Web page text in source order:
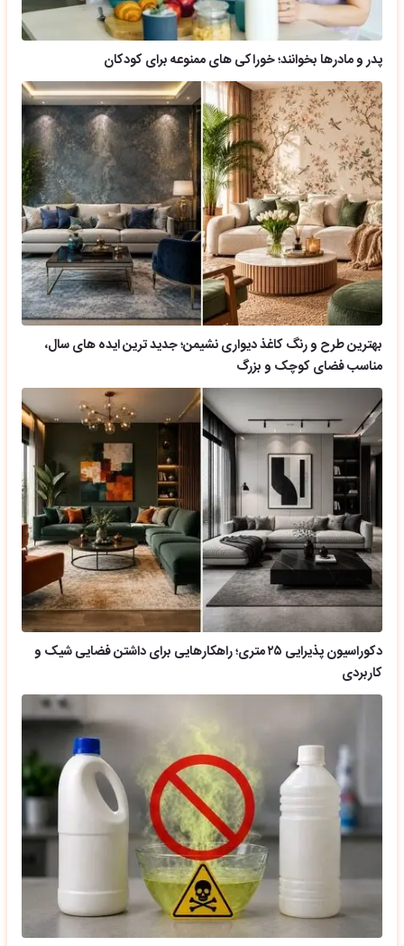
پدر و مادرها بخوانند؛ خوراکی های ممنوعه برای کودکان
بهترین طرح و رنگ کاغذ دیواری نشیمن؛ جدید ترین ایده های سال،
مناسب فضای کوچک و بزرگ
دکوراسیون پذیرایی ۲۵ متری؛ راهکارهایی برای داشتن فضایی شیک و
کاربردی